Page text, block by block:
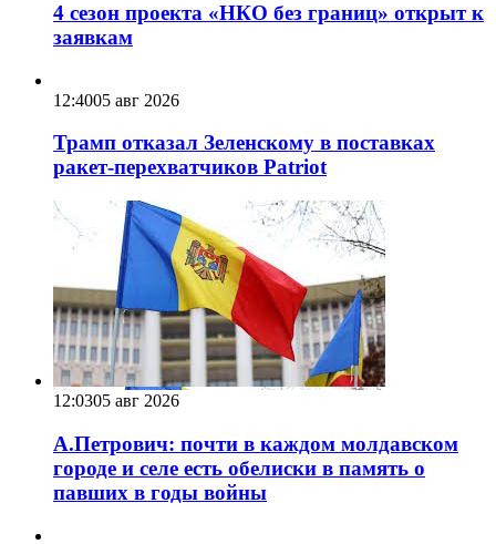
4 сезон проекта «НКО без границ» открыт к
заявкам
12:4005 авг 2026
Трамп отказал Зеленскому в поставках
ракет-перехватчиков Patriot
12:0305 авг 2026
А.Петрович: почти в каждом молдавском
городе и селе есть обелиски в память о
павших в годы войны